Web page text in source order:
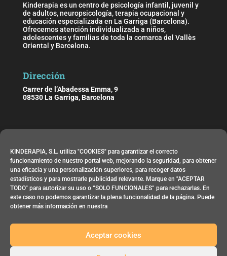
KINDERAPIA, S.L. utiliza "COOKIES" para garantizar el correcto
funcionamiento de nuestro portal web, mejorando la seguridad, para obtener
una eficacia y una personalización superiores, para recoger datos
estadísticos y para mostrarle publicidad relevante. Marque en "ACEPTAR
TODO" para autorizar su uso o “SOLO FUNCIONALES” para rechazarlas. En
este caso no podemos garantizar la plena funcionalidad de la página. Puede
obtener más información en nuestra
Aceptar cookies
Kinderapia es un centro de psicología infantil, juvenil y
de adultos, neuropsicología, terapia ocupacional y
educación especializada en La Garriga (Barcelona).
Ofrecemos atención individualizada a niños,
adolescentes y familias de toda la comarca del Vallès
Oriental y Barcelona.
Dirección
Carrer de l’Abadessa Emma, 9
08530 La Garriga, Barcelona
De lunes a viernes de 09:00 h. a 21:00 h.
Contacta
Email:info@kinderapia.com